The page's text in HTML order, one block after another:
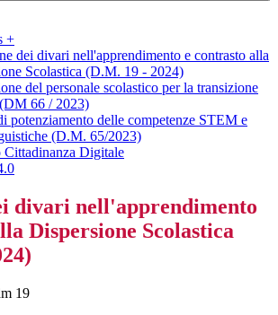
+
dei divari nell'apprendimento e contrasto alla
Scolastica (D.M. 19 - 2024)
del personale scolastico per la transizione
66 / 2023)
potenziamento delle competenze STEM e
(D.M. 65/2023)
Cittadinanza Digitale
divari nell'apprendimento
Dispersione Scolastica